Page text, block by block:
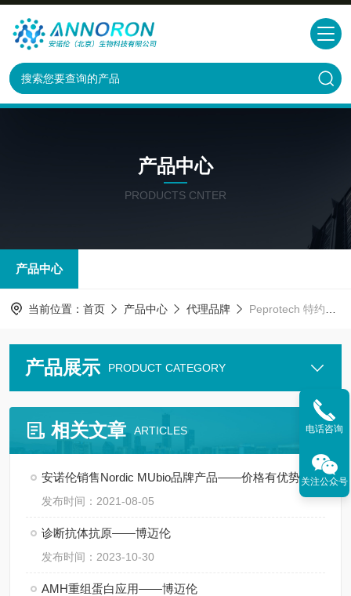
产品中心
PRODUCTS CNTER
产品中心
当前位置： 首页 产品中心 代理品牌 Peprotech 特约代理
产品展示 PRODUCT CATEGORY
相关文章 ARTICLES
安诺伦销售Nordic MUbio品牌产品——价格有优势
发布时间：2021-08-05
诊断抗体抗原——博迈伦
发布时间：2023-10-30
AMH重组蛋白应用——博迈伦
电话咨询
关注公众号